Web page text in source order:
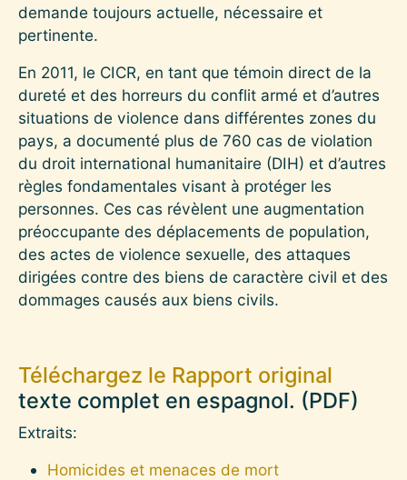
demande toujours actuelle, nécessaire et
pertinente.
En 2011, le CICR, en tant que témoin direct de la
dureté et des horreurs du conflit armé et d’autres
situations de violence dans différentes zones du
pays, a documenté plus de 760 cas de violation
du droit international humanitaire (DIH) et d’autres
règles fondamentales visant à protéger les
personnes. Ces cas révèlent une augmentation
préoccupante des déplacements de population,
des actes de violence sexuelle, des attaques
dirigées contre des biens de caractère civil et des
dommages causés aux biens civils.
Téléchargez le Rapport original
texte complet en espagnol. (PDF)
Extraits:
Homicides et menaces de mort